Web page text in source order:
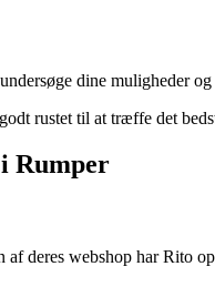
dine muligheder
rustet til at træffe det
Rumper
deres webshop har Rito